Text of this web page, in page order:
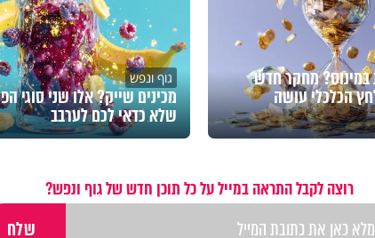
במינוס? מחקר חדש
הכלכלי עושה
גוף ונפש
מכינים שייק? אלו שני סוגי
שלא כדאי לכם לערבב
רוצה לקבל התראה במייל על כל תוכן חדש של גוף ונפש?